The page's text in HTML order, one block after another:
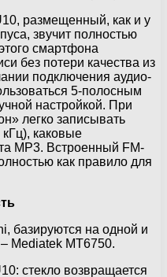
размещенный, как и у
звучит полностью
смартфона
без потери качества из
подключения аудио-
5-полосным
настройкой. При
легко записывать
каковые
MP3. Встроенный FM-
как правило для
базируются на одной и
Mediatek MT6750.